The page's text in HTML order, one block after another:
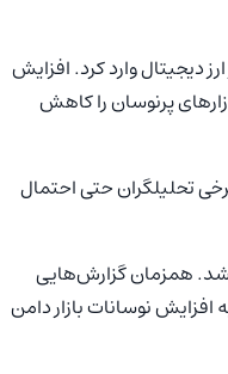
فشار بیشتری بر بازار ارز دیجیتال وارد کرد. افزایش
پرنوسان را کاهش
تحلیلگران حتی احتمال
لیکویید شد. همزمان گزارش‌هایی
نوسانات بازار دامن